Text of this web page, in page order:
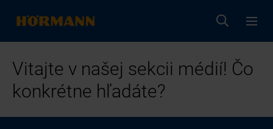
Vitajte v našej sekcii médií! Čo
konkrétne hľadáte?